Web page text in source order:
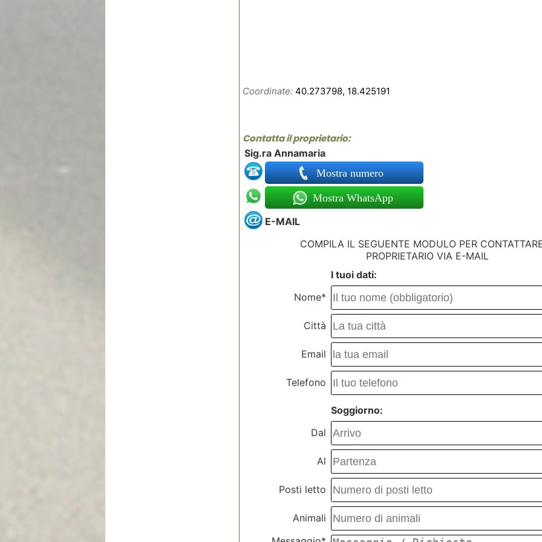
Coordinate: 40.273798, 18.425191
Contatta il proprietario:
Sig.ra Annamaria
Mostra numero
Mostra WhatsApp
E-MAIL
COMPILA IL SEGUENTE MODULO PER
PROPRIETARIO VIA E-MAIL
I tuoi dati:
Nome*
Città
Email
Telefono
Soggiorno:
Dal
Al
Posti letto
Animali